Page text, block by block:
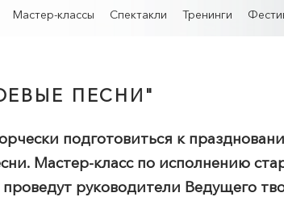
Мастер-классы Спектакли Тренинги
ПЕСНИ"
подготовиться к
Мастер-класс по исполнению
руководители Ведущего